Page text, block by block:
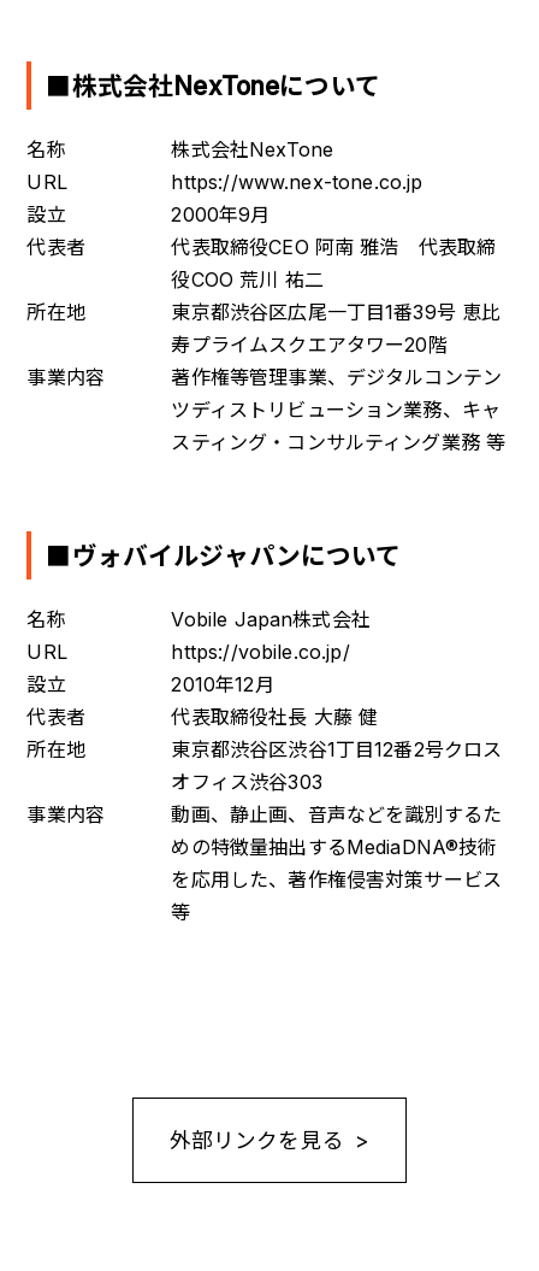
■株式会社NexToneについて
名称
株式会社NexTone
URL
https://www.nex-tone.co.jp
設立
2000年9月
代表者
代表取締役CEO 阿南 雅浩 代表取締
役COO 荒川 祐二
所在地
東京都渋谷区広尾一丁目1番39号 恵比
寿プライムスクエアタワー20階
事業内容
著作権等管理事業、デジタルコンテン
ツディストリビューション業務、キャ
スティング・コンサルティング業務 等
■ヴォバイルジャパンについて
名称
Vobile Japan株式会社
URL
https://vobile.co.jp/
設立
2010年12月
代表者
代表取締役社長 大藤 健
所在地
東京都渋谷区渋谷1丁目12番2号クロス
オフィス渋谷303
事業内容
動画、静止画、音声などを識別するた
めの特徴量抽出するMediaDNA®技術
を応用した、著作権侵害対策サービス
等
外部リンクを見る >